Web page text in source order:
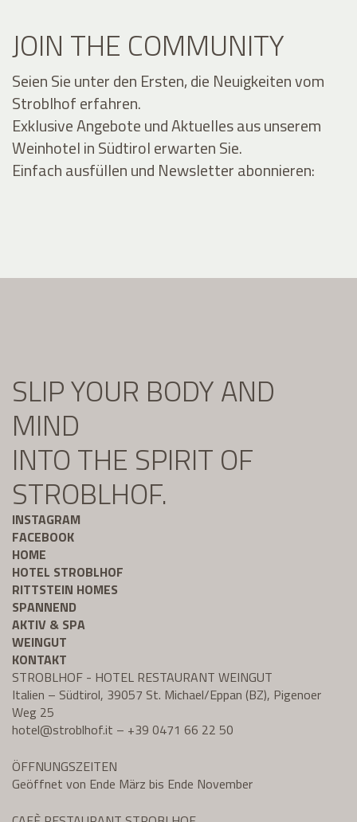
JOIN THE COMMUNITY
Seien Sie unter den Ersten, die Neuigkeiten vom
Stroblhof erfahren.
Exklusive Angebote und Aktuelles aus unserem
Weinhotel in Südtirol erwarten Sie.
Einfach ausfüllen und Newsletter abonnieren:
SLIP YOUR BODY AND
MIND
INTO THE SPIRIT OF
STROBLHOF.
INSTAGRAM
FACEBOOK
HOME
HOTEL STROBLHOF
RITTSTEIN HOMES
SPANNEND
AKTIV & SPA
WEINGUT
KONTAKT
STROBLHOF - HOTEL RESTAURANT WEINGUT
Italien – Südtirol, 39057 St. Michael/Eppan (BZ), Pigenoer
Weg 25
hotel@stroblhof.it – +39 0471 66 22 50
ÖFFNUNGSZEITEN
Geöffnet von Ende März bis Ende November